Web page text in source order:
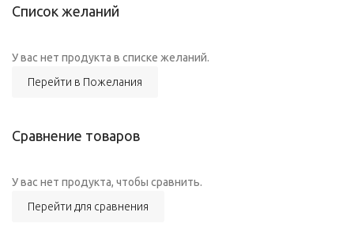
Список желаний
У вас нет продукта в списке желаний.
Перейти в Пожелания
Сравнение товаров
У вас нет продукта, чтобы сравнить.
Перейти для сравнения